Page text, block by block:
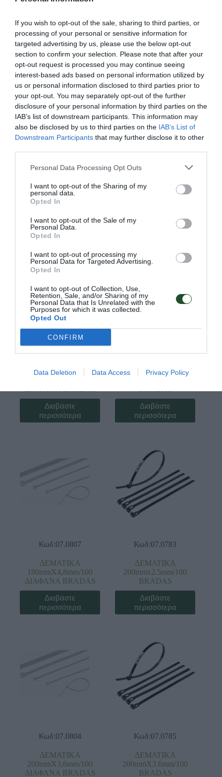
If you wish to opt-out of the sale, sharing to third parties, or
processing of your personal or sensitive information for
targeted advertising by us, please use the below opt-out
section to confirm your selection. Please note that after your
opt-out request is processed you may continue seeing
interest-based ads based on personal information utilized by
us or personal information disclosed to third parties prior to
your opt-out. You may separately opt-out of the further
disclosure of your personal information by third parties on the
IAB’s list of downstream participants. This information may
also be disclosed by us to third parties on the IAB’s List of
Downstream Participants that may further disclose it to other
Personal Data Processing Opt Outs
I want to opt-out of the Sharing of my
personal data.
Opted In
I want to opt-out of the Sale of my
Personal Data.
Opted In
I want to opt-out of processing my
Personal Data for Targeted Advertising.
Opted In
I want to opt-out of Collection, Use,
Retention, Sale, and/or Sharing of my
Personal Data that Is Unrelated with the
Purposes for which it was collected.
Opted Out
CONFIRM
Data Deletion Data Access Privacy Policy
Διαβάστε
περισσότερα
Διαβάστε
περισσότερα
150mmX3.6mm/100
BRADAS
περισσότερα
160mmX2,5mm/100
περισσότερα
Κωδ:07.0802
ΔΕΜΑΤΙΚΑ
Διαβάστε
περισσότερα
Κωδ:07.0788
ΔΕΜΑΤΙΚΑ
Διαβάστε
περισσότερα
Κωδ:07.0807
ΔΕΜΑΤΙΚΑ
180mmX4,8mm/100
ΔΙΑΦΑΝΑ BRADAS
Διαβάστε
περισσότερα
Κωδ:07.0783
ΔΕΜΑΤΙΚΑ
200mmx2.5mm/100
BRADAS
Διαβάστε
περισσότερα
Κωδ:07.0804
ΔΕΜΑΤΙΚΑ
200mmX3,6mm/100
ΔΙΑΦΑΝΑ BRADAS
Κωδ:07.0785
ΔΕΜΑΤΙΚΑ
200mmX3.6mm/100
BRADAS